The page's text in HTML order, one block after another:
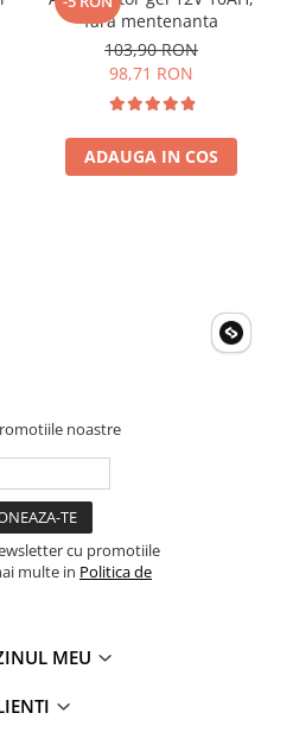
fara mentenanta
103,90 RON
98,71 RON
ADAUGA IN COS
noastre
cu promotiile
multe in Politica de
MEU